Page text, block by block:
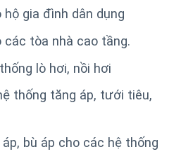
gia đình dân dụng
tòa nhà cao tầng.
lò hơi, nồi hơi
thống tăng áp, tưới tiêu,
bù áp cho các hệ thống